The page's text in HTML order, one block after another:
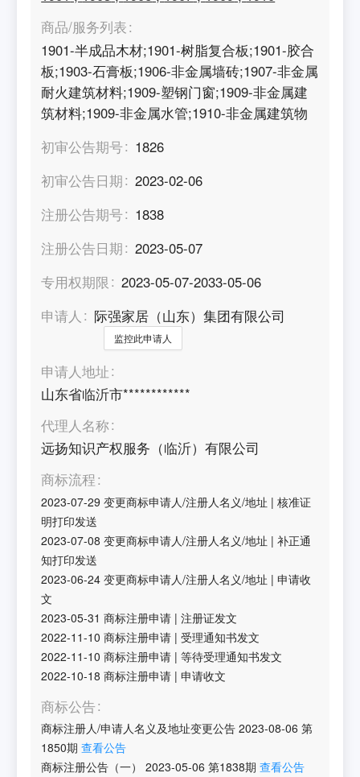
商品/服务列表
1901-半成品木材;1901-树脂复合板;1901-胶合
板;1903-石膏板;1906-非金属墙砖;1907-非金属
耐火建筑材料;1909-塑钢门窗;1909-非金属建
筑材料;1909-非金属水管;1910-非金属建筑物
初审公告期号
1826
初审公告日期
2023-02-06
注册公告期号
1838
注册公告日期
2023-05-07
专用权期限
2023-05-07-2033-05-06
申请人
际强家居（山东）集团有限公司
监控此申请人
申请人地址
山东省临沂市************
代理人名称
远扬知识产权服务（临沂）有限公司
商标流程
2023-07-29 变更商标申请人/注册人名义/地址 |核准证
明打印发送
2023-07-08 变更商标申请人/注册人名义/地址 |补正通
知打印发送
2023-06-24 变更商标申请人/注册人名义/地址 |申请收
文
2023-05-31 商标注册申请 |注册证发文
2022-11-10 商标注册申请 |受理通知书发文
2022-11-10 商标注册申请 |等待受理通知书发文
2022-10-18 商标注册申请 |申请收文
商标公告
商标注册人/申请人名义及地址变更公告 2023-08-06 第
1850期 查看公告
商标注册公告（一）
2023-05-06 第1838期 查看公告